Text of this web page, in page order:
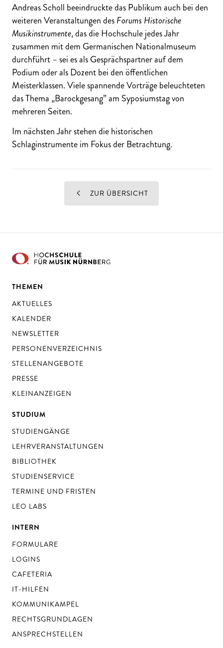
Andreas Scholl beeindruckte das Publikum auch bei den
weiteren Veranstaltungen desForums Historische
Musikinstrumente, das die Hochschule jedes Jahr
zusammen mit dem Germanischen Nationalmuseum
durchführt – sei es als Gesprächspartner auf dem
Podium oder als Dozent bei den öffentlichen
Meisterklassen. Viele spannende Vorträge beleuchteten
das Thema „Barockgesang” am Syposiumstag von
mehreren Seiten.
Im nächsten Jahr stehen die historischen
Schlaginstrumente im Fokus der Betrachtung.
ZUR ÜBERSICHT
THEMEN
AKTUELLES
KALENDER
NEWSLETTER
PERSONENVERZEICHNIS
STELLENANGEBOTE
PRESSE
KLEINANZEIGEN
STUDIUM
STUDIENGÄNGE
LEHRVERANSTALTUNGEN
BIBLIOTHEK
STUDIENSERVICE
TERMINE UND FRISTEN
LEO LABS
INTERN
FORMULARE
LOGINS
CAFETERIA
IT-HILFEN
KOMMUNIKAMPEL
RECHTSGRUNDLAGEN
ANSPRECHSTELLEN